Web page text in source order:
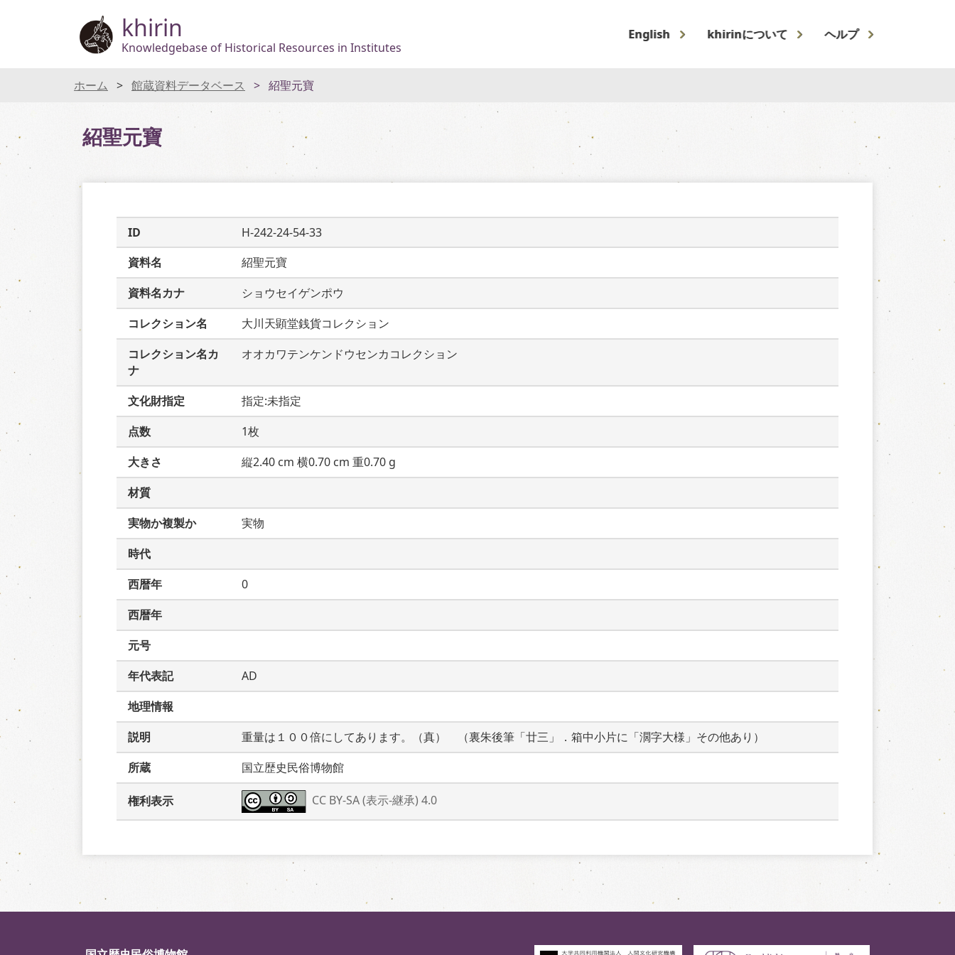
khirin
Knowledgebase of Historical Resources in Institutes
English khirinについて ヘルプ
ホーム 館蔵資料データベース 紹聖元寶
紹聖元寶
ID
H-242-24-54-33
資料名
紹聖元寶
資料名カナ
ショウセイゲンポウ
コレクション名
大川天顕堂銭貨コレクション
コレクション名カ
ナ
オオカワテンケンドウセンカコレクション
文化財指定
指定:未指定
点数
1枚
大きさ
縦2.40 cm 横0.70 cm 重0.70 g
材質
実物か複製か
実物
時代
西暦年
0
西暦年
元号
年代表記
AD
地理情報
説明
重量は１００倍にしてあります。（真）　（裏朱後筆「廿三」．箱中小片に「濶字大様」その他あり）
所蔵
国立歴史民俗博物館
権利表示 CC BY-SA (表示-継承) 4.0